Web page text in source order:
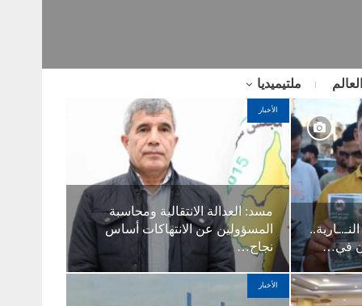
ملتيميديا
في…
الأخبار
مسد: العدالة الانتقالية ومحاسبة
المسؤولين عن الانتهاكات أساس
نجاح…
الأخبار